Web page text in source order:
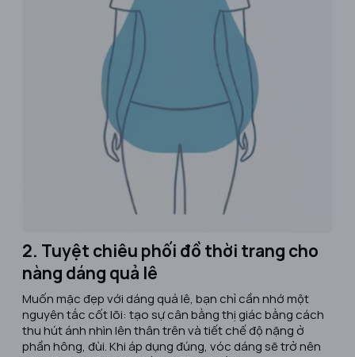
2. Tuyệt chiêu phối đồ thời trang cho
nàng dáng quả lê
Muốn mặc đẹp với dáng quả lê, bạn chỉ cần nhớ một
nguyên tắc cốt lõi: tạo sự cân bằng thị giác bằng cách
thu hút ánh nhìn lên thân trên và tiết chế độ nặng ở
phần hông, đùi. Khi áp dụng đúng, vóc dáng sẽ trở nên